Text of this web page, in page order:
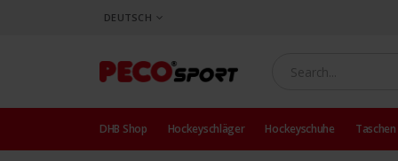
SPRACHE
DEUTSCH
DHB Shop Hockeyschläger Hockeyschuhe Taschen